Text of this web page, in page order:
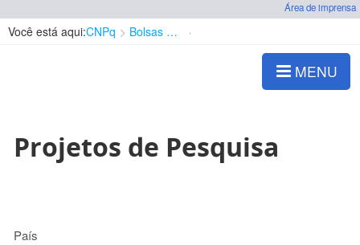
Área de imprensa
Você está aqui:CNPq Bolsas e Auxílios Vigentes
MENU
Projetos de Pesquisa
País